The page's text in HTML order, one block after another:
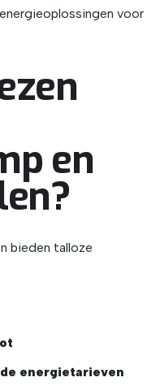
voor
en
bieden talloze
energietarieven